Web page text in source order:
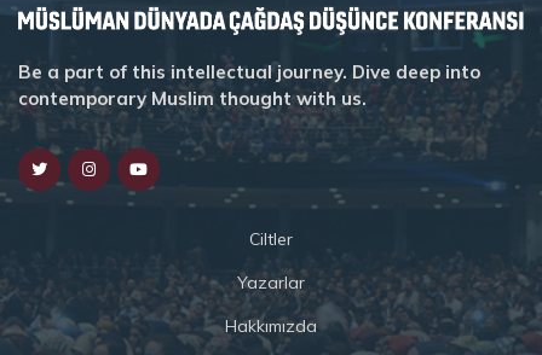
Be a part of this intellectual journey. Dive deep into
contemporary Muslim thought with us.
Ciltler
Yazarlar
Hakkımızda